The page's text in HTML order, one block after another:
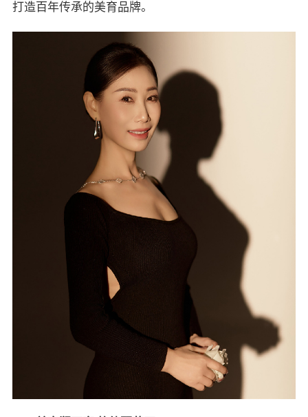
打造百年传承的美育品牌。